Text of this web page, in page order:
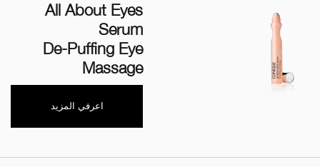
All About Eyes
Serum
De-Puffing Eye
Massage
اعرفي المزيد